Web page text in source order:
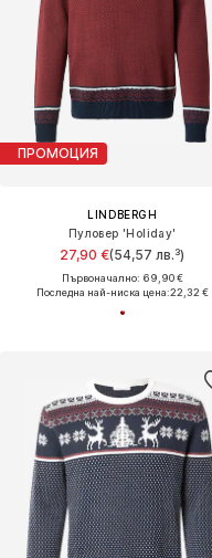
ПРОМОЦИЯ
LINDBERGH
Пуловер 'Holiday'
27,90 €(54,57 лв.³)
Първоначално: 69,90 €
Последна най-ниска цена:22,32 €